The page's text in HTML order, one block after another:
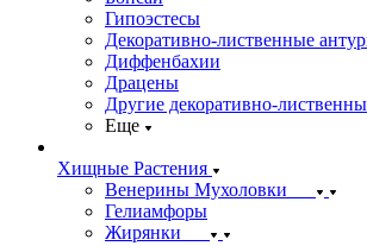
Гипоэстесы
Декоративно-лиственные
Диффенбахии
Драцены
Другие декоративно-
Еще
Хищные Растения
Венерины Мухоловки
Гелиамфоры
Жирянки